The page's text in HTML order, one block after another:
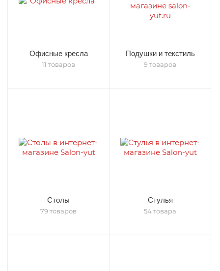
Офисные кресла
11 товаров
Подушки и текстиль
9 товаров
Столы
79 товаров
Стулья
54 товара